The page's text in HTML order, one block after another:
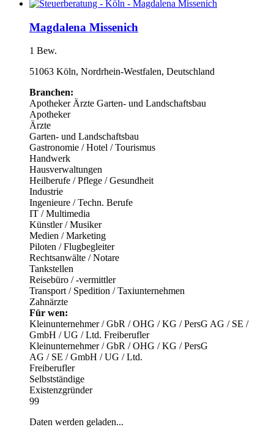
Magdalena Missenich
1 Bew.
51063 Köln, Nordrhein-Westfalen, Deutschland
Branchen:
ApothekerÄrzte Garten- und Landschaftsbau
Apotheker
Ärzte
Garten- und Landschaftsbau
Gastronomie / Hotel / Tourismus
Handwerk
Hausverwaltungen
Heilberufe / Pflege / Gesundheit
Industrie
Ingenieure / Techn. Berufe
IT / Multimedia
Künstler / Musiker
Medien / Marketing
Piloten / Flugbegleiter
Rechtsanwälte / Notare
Tankstellen
Reisebüro / -vermittler
Transport / Spedition / Taxiunternehmen
Zahnärzte
Für wen:
Kleinunternehmer / GbR / OHG / KG / PersG AG / SE /
GmbH / UG / Ltd. Freiberufler
Kleinunternehmer / GbR / OHG / KG / PersG
AG / SE / GmbH / UG / Ltd.
Freiberufler
Selbstständige
Existenzgründer
99
Daten werden geladen...